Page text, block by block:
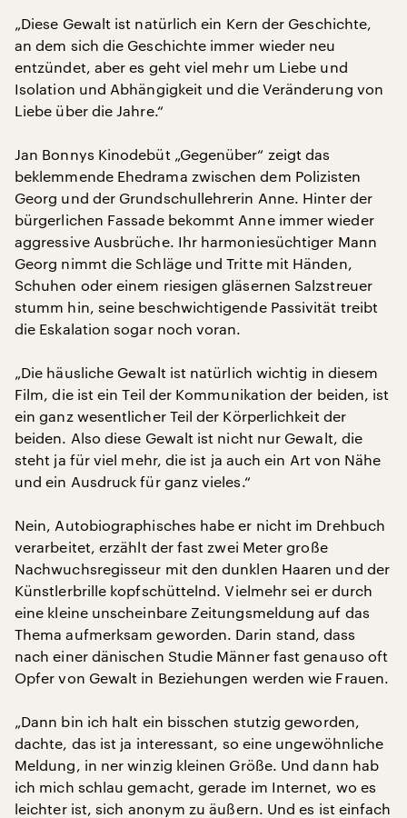
„Diese Gewalt ist natürlich ein Kern der Geschichte,
an dem sich die Geschichte immer wieder neu
entzündet, aber es geht viel mehr um Liebe und
Isolation und Abhängigkeit und die Veränderung von
Liebe über die Jahre.“
Jan Bonnys Kinodebüt „Gegenüber“ zeigt das
beklemmende Ehedrama zwischen dem Polizisten
Georg und der Grundschullehrerin Anne. Hinter der
bürgerlichen Fassade bekommt Anne immer wieder
aggressive Ausbrüche. Ihr harmoniesüchtiger Mann
Georg nimmt die Schläge und Tritte mit Händen,
Schuhen oder einem riesigen gläsernen Salzstreuer
stumm hin, seine beschwichtigende Passivität treibt
die Eskalation sogar noch voran.
„Die häusliche Gewalt ist natürlich wichtig in diesem
Film, die ist ein Teil der Kommunikation der beiden, ist
ein ganz wesentlicher Teil der Körperlichkeit der
beiden. Also diese Gewalt ist nicht nur Gewalt, die
steht ja für viel mehr, die ist ja auch ein Art von Nähe
und ein Ausdruck für ganz vieles.“
Nein, Autobiographisches habe er nicht im Drehbuch
verarbeitet, erzählt der fast zwei Meter große
Nachwuchsregisseur mit den dunklen Haaren und der
Künstlerbrille kopfschüttelnd. Vielmehr sei er durch
eine kleine unscheinbare Zeitungsmeldung auf das
Thema aufmerksam geworden. Darin stand, dass
nach einer dänischen Studie Männer fast genauso oft
Opfer von Gewalt in Beziehungen werden wie Frauen.
„Dann bin ich halt ein bisschen stutzig geworden,
dachte, das ist ja interessant, so eine ungewöhnliche
Meldung, in ner winzig kleinen Größe. Und dann hab
ich mich schlau gemacht, gerade im Internet, wo es
leichter ist, sich anonym zu äußern. Und es ist einfach